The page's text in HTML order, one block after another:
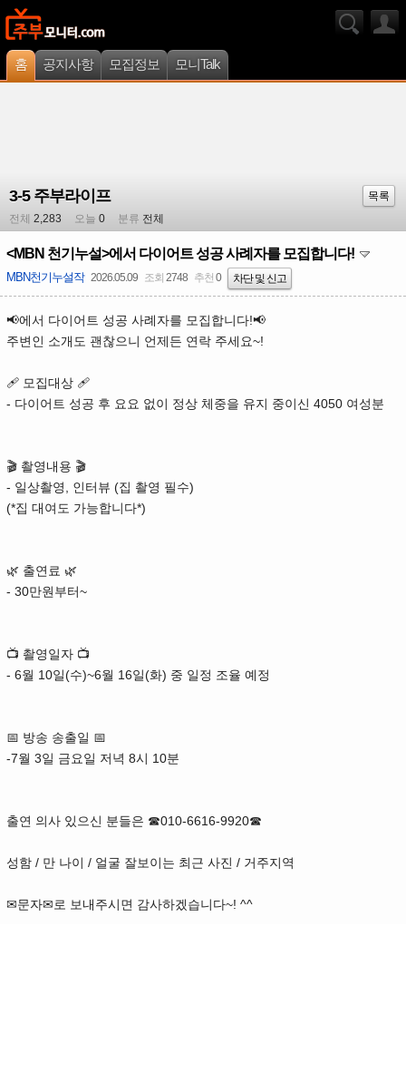
홈 공지사항 모집정보 모니Talk
3-5 주부라이프
목록
전체 2,283 오늘 0 분류 전체
<MBN 천기누설>에서 다이어트 성공 사례자를 모집합니다!
MBN천기누설작 2026.05.09 조회 2748 추천 0 차단 및 신고
📢에서 다이어트 성공 사례자를 모집합니다!📢
주변인 소개도 괜찮으니 언제든 연락 주세요~!
🩹 모집대상 🩹
- 다이어트 성공 후 요요 없이 정상 체중을 유지 중이신 4050 여성분
🎬 촬영내용 🎬
- 일상촬영, 인터뷰 (집 촬영 필수)
(*집 대여도 가능합니다*)
🌿 출연료 🌿
- 30만원부터~
📺 촬영일자 📺
- 6월 10일(수)~6월 16일(화) 중 일정 조율 예정
📅 방송 송출일 📅
-7월 3일 금요일 저녁 8시 10분
출연 의사 있으신 분들은 ☎010-6616-9920☎
성함 / 만 나이 / 얼굴 잘보이는 최근 사진 / 거주지역
✉문자✉로 보내주시면 감사하겠습니다~! ^^